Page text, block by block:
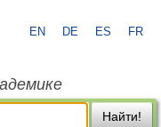
EN DE ES FR
Найти!